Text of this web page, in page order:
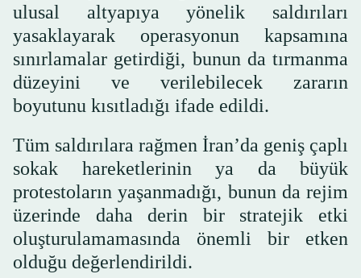
ulusal altyapıya yönelik saldırıları
yasaklayarak operasyonun kapsamına
sınırlamalar getirdiği, bunun da tırmanma
düzeyini ve verilebilecek zararın
boyutunu kısıtladığı ifade edildi.
Tüm saldırılara rağmen İran’da geniş çaplı
sokak hareketlerinin ya da büyük
protestoların yaşanmadığı, bunun da rejim
üzerinde daha derin bir stratejik etki
oluşturulamamasında önemli bir etken
olduğu değerlendirildi.